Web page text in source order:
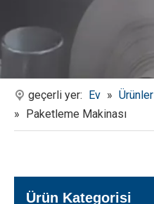
geçerli yer: Ev » Ürünler
» Paketleme Makinası
Ürün Kategorisi